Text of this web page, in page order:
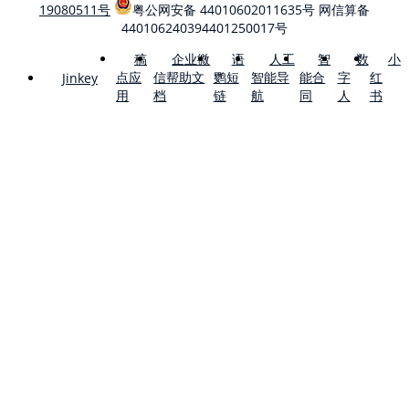
19080511号
粤公网安备 44010602011635号 网信算备
440106240394401250017号
Jinkey
稿
点应
用
企业微
信帮助文
档
语
鹦短
链
人工
智能导
航
智
能合
同
数
字
人
小
红
书